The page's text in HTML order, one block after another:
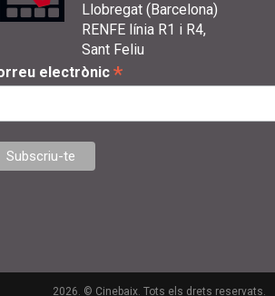
Llobregat (Barcelona)
RENFE línia R1 i R4,
Sant Feliu
electrònic *
2026. © Cinebaix. Tots els drets reservats.